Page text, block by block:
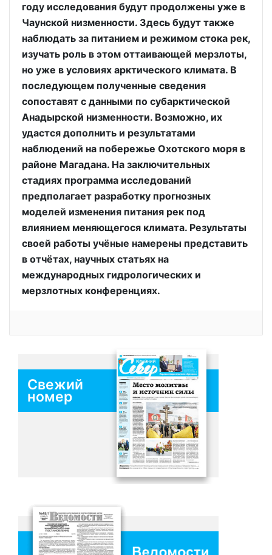
году исследования будут продолжены уже в
Чаунской низменности. Здесь будут также
наблюдать за питанием и режимом стока рек,
изучать роль в этом оттаивающей мерзлоты,
но уже в условиях арктического климата. В
последующем полученные сведения
сопоставят с данными по субарктической
Анадырской низменности. Возможно, их
удастся дополнить и результатами
наблюдений на побережье Охотского моря в
районе Магадана. На заключительных
стадиях программа исследований
предполагает разработку прогнозных
моделей изменения питания рек под
влиянием меняющегося климата. Результаты
своей работы учёные намерены представить
в отчётах, научных статьях на
международных гидрологических и
мерзлотных конференциях.
Свежий
номер